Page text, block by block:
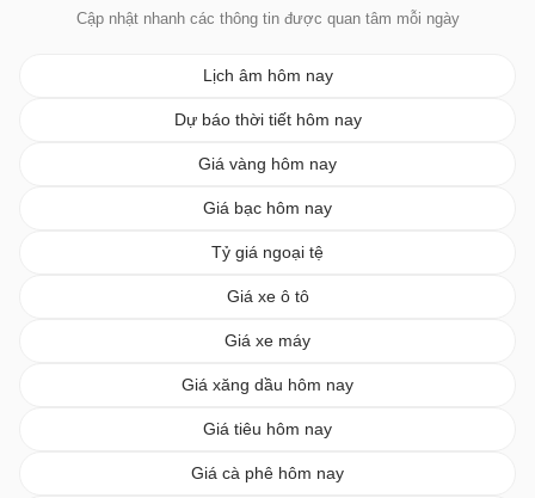
Cập nhật nhanh các thông tin được quan tâm mỗi ngày
Lịch âm hôm nay
Dự báo thời tiết hôm nay
Giá vàng hôm nay
Giá bạc hôm nay
Tỷ giá ngoại tệ
Giá xe ô tô
Giá xe máy
Giá xăng dầu hôm nay
Giá tiêu hôm nay
Giá cà phê hôm nay